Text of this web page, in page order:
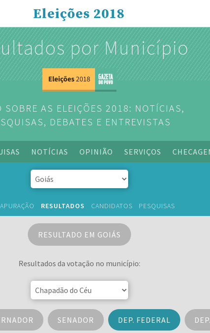
Eleições 2018
por Município
SOBRE AS ELEIÇÕES 2018: NOTÍCIAS,
DEBATES E ENTREVISTAS
NOTÍCIAS OPINIÃO SERVIÇOS
APURAÇÃO RESULTADOS CANDIDATOS PESQUISAS
RESULTADO EM GOIÁS
Resultados da votação no município:
SENADOR DEP. FEDERAL